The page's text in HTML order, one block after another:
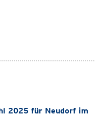
2025 für Neudorf im